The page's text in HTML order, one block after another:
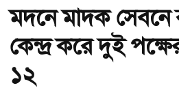
মদনে মাদক সেবনে
কেন্দ্র করে দুই
১২